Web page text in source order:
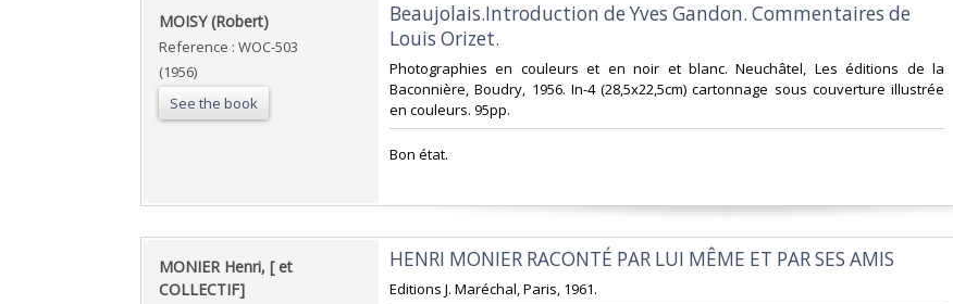
‎MOISY (Robert)‎
Reference : WOC-503
(1956)
See the book
‎Beaujolais.Introduction de Yves Gandon. Commentaires de
Louis Orizet.‎
‎Photographies en couleurs et en noir et blanc. Neuchâtel, Les éditions de la
Baconnière, Boudry, 1956. In-4 (28,5x22,5cm) cartonnage sous couverture illustrée
en couleurs. 95pp. ‎
‎Bon état.‎
‎MONIER Henri, [ et
COLLECTIF]‎
‎HENRI MONIER RACONTÉ PAR LUI MÊME ET PAR SES AMIS‎
‎Editions J. Maréchal, Paris, 1961.‎